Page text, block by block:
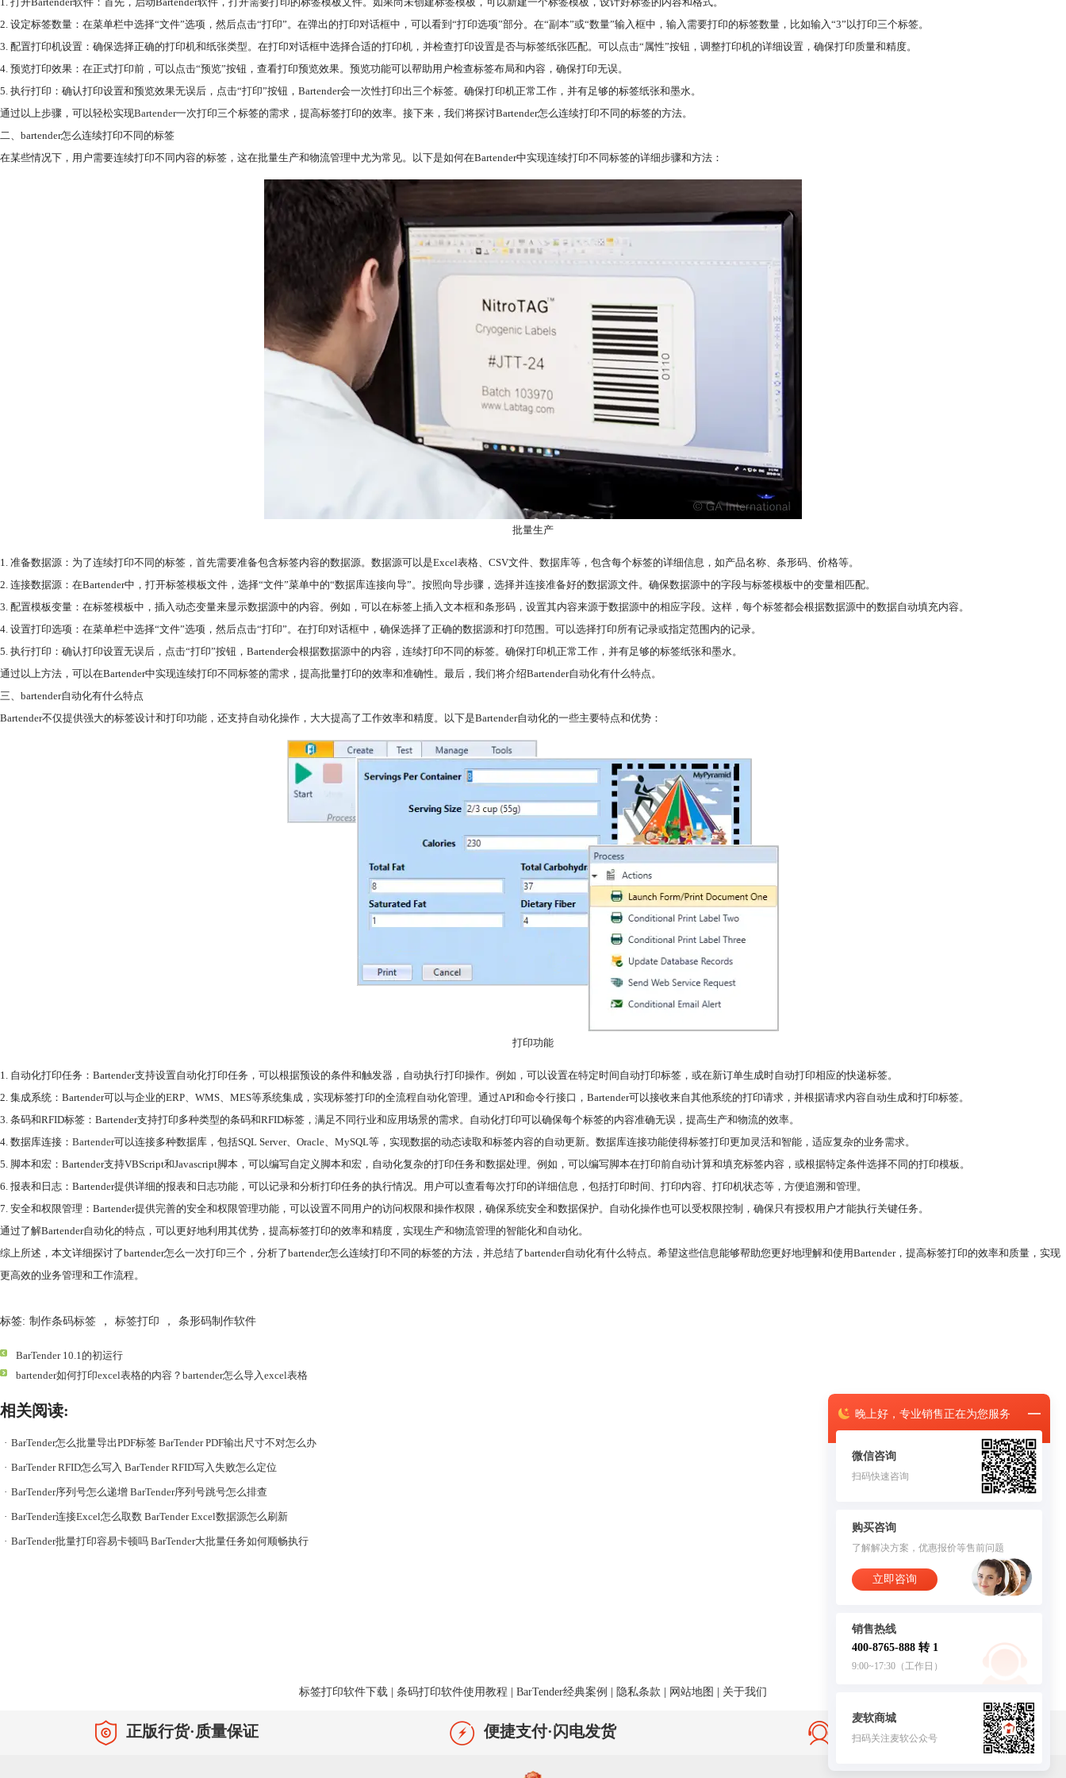
晚上好， 专业销售正在为您服务
微信咨询
扫码快速咨询
购买咨询
了解解决方案，优惠报价等售前问题
立即咨询
销售热线
400-8765-888 转 1
9:00~17:30（工作日）
麦软商城
扫码关注麦软公众号
客服
2. 设定标签数量：在菜单栏中选择“文件”选项，然后点击“打印”。在弹出的打印对话框中，可以看到“打印选项”部分。在“副本”或“数量”输入框中，输入需要打印的标签数量，比如输入“3”以打印三个标签。
3. 配置打印机设置：确保选择正确的打印机和纸张类型。在打印对话框中选择合适的打印机，并检查打印设置是否与标签纸张匹配。可以点击“属性”按钮，调整打印机的详细设置，确保打印质量和精度。
4. 预览打印效果：在正式打印前，可以点击“预览”按钮，查看打印预览效果。预览功能可以帮助用户检查标签布局和内容，确保打印无误。
5. 执行打印：确认打印设置和预览效果无误后，点击“打印”按钮，Bartender会一次性打印出三个标签。确保打印机正常工作，并有足够的标签纸张和墨水。
通过以上步骤，可以轻松实现Bartender一次打印三个标签的需求，提高标签打印的效率。接下来，我们将探讨Bartender怎么连续打印不同的标签的方法。
二、bartender怎么连续打印不同的标签
在某些情况下，用户需要连续打印不同内容的标签，这在批量生产和物流管理中尤为常见。以下是如何在Bartender中实现连续打印不同标签的详细步骤和方法：
批量生产
1. 准备数据源：为了连续打印不同的标签，首先需要准备包含标签内容的数据源。数据源可以是Excel表格、CSV文件、数据库等，包含每个标签的详细信息，如产品名称、条形码、价格等。
2. 连接数据源：在Bartender中，打开标签模板文件，选择“文件”菜单中的“数据库连接向导”。按照向导步骤，选择并连接准备好的数据源文件。确保数据源中的字段与标签模板中的变量相匹配。
3. 配置模板变量：在标签模板中，插入动态变量来显示数据源中的内容。例如，可以在标签上插入文本框和条形码，设置其内容来源于数据源中的相应字段。这样，每个标签都会根据数据源中的数据自动填充内容。
4. 设置打印选项：在菜单栏中选择“文件”选项，然后点击“打印”。在打印对话框中，确保选择了正确的数据源和打印范围。可以选择打印所有记录或指定范围内的记录。
5. 执行打印：确认打印设置无误后，点击“打印”按钮，Bartender会根据数据源中的内容，连续打印不同的标签。确保打印机正常工作，并有足够的标签纸张和墨水。
通过以上方法，可以在Bartender中实现连续打印不同标签的需求，提高批量打印的效率和准确性。最后，我们将介绍Bartender自动化有什么特点。
三、bartender自动化有什么特点
Bartender不仅提供强大的标签设计和打印功能，还支持自动化操作，大大提高了工作效率和精度。以下是Bartender自动化的一些主要特点和优势：
打印功能
1. 自动化打印任务：Bartender支持设置自动化打印任务，可以根据预设的条件和触发器，自动执行打印操作。例如，可以设置在特定时间自动打印标签，或在新订单生成时自动打印相应的快递标签。
2. 集成系统：Bartender可以与企业的ERP、WMS、MES等系统集成，实现标签打印的全流程自动化管理。通过API和命令行接口，Bartender可以接收来自其他系统的打印请求，并根据请求内容自动生成和打印标签。
3. 条码和RFID标签：Bartender支持打印多种类型的条码和RFID标签，满足不同行业和应用场景的需求。自动化打印可以确保每个标签的内容准确无误，提高生产和物流的效率。
4. 数据库连接： Bartender可以连接多种数据库，包括SQL Server、Oracle、MySQL等，实现数据的动态读取和标签内容的自动更新。数据库连接功能使得标签打印更加灵活和智能，适应复杂的业务需求。
5. 脚本和宏：Bartender支持VBScript和Javascript脚本，可以编写自定义脚本和宏，自动化复杂的打印任务和数据处理。例如，可以编写脚本在打印前自动计算和填充标签内容，或根据特定条件选择不同的打印模板。
6. 报表和日志：Bartender提供详细的报表和日志功能，可以记录和分析打印任务的执行情况。用户可以查看每次打印的详细信息，包括打印时间、打印内容、打印机状态等，方便追溯和管理。
7. 安全和权限管理：Bartender提供完善的安全和权限管理功能，可以设置不同用户的访问权限和操作权限，确保系统安全和数据保护。自动化操作也可以受权限控制，确保只有授权用户才能执行关键任务。
通过了解Bartender自动化的特点，可以更好地利用其优势，提高标签打印的效率和精度，实现生产和物流管理的智能化和自动化。
综上所述，本文详细探讨了bartender怎么一次打印三个，分析了bartender怎么连续打印不同的标签的方法，并总结了bartender自动化有什么特点。希望这些信息能够帮助您更好地理解和使用Bartender，提高标签打印的效率和质量，实现
更高效的业务管理和工作流程。
标签: 制作条码标签 ， 标签打印 ， 条形码制作软件
BarTender 10.1的初运行
bartender如何打印excel表格的内容？bartender怎么导入excel表格
相关阅读:
· BarTender怎么批量导出PDF标签 BarTender PDF输出尺寸不对怎么办
· BarTender RFID怎么写入 BarTender RFID写入失败怎么定位
· BarTender序列号怎么递增 BarTender序列号跳号怎么排查
· BarTender连接Excel怎么取数 BarTender Excel数据源怎么刷新
· BarTender批量打印容易卡顿吗 BarTender大批量任务如何顺畅执行
标签打印软件下载 条码打印软件使用教程 BarTender经典案例 隐私条款 网站地图 关于我们
正版行货·质量保证 便捷支付·闪电发货 售后无忧·服务保障